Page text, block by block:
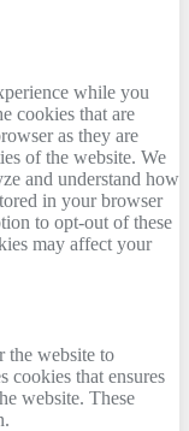
while you
cookies that are
as they are
of the website. We
and understand how
in your browser
to opt-out of these
may affect your
the website to
cookies that ensures
website. These